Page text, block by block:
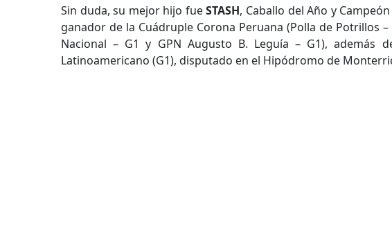
Sin duda, su mejor hijo fueSTASH, Caballo del Año y
ganador de la Cuádruple Corona Peruana (Polla de Potri­llos
Nacional – G1 y GPN Augusto B. Leguía – G1),
Latinoamericano (G1), disputado en el Hipódromo de